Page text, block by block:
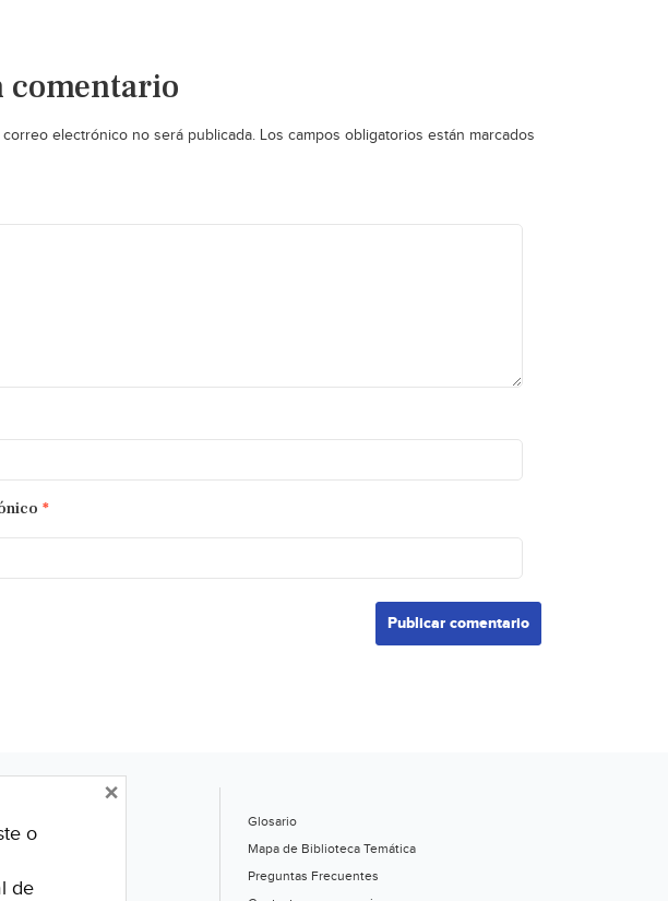
comentario
electrónico no será publicada. Los campos obligatorios están marcados
*
Glosario
Mapa de Biblioteca Temática
Preguntas Frecuentes
o
de
×